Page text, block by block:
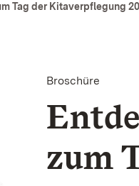
Tag der Kitaverpflegung
Broschüre
zum